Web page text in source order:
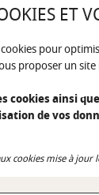
45 22 98
Nous envoyer un e-
ET
pour
proposer un site
cookies ainsi
de vos
cookies mise à jour
sans